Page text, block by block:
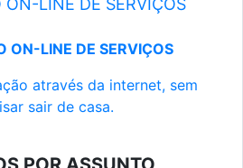
ON-LINE DE SERVIÇOS
ON-LINE DE SERVIÇOS
através da internet, sem
sair de casa.